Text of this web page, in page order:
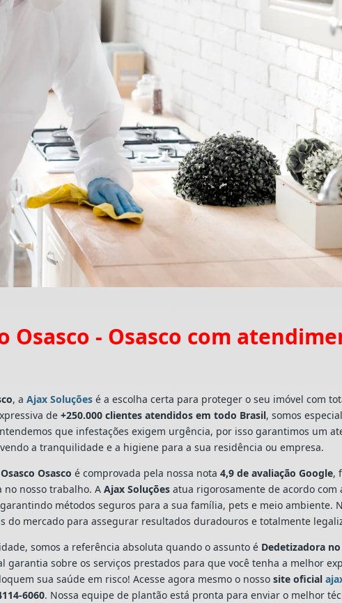
Osasco - Osasco com
, aAjax Soluções é a escolha certa para proteger o seu imóvel com
de +250.000 clientes atendidos em todo Brasil, somos
que infestações exigem urgência, por isso garantimos um
a tranquilidade e a higiene para a sua residência ou empresa.
Osasco é comprovada pela nossa nota 4,9 de avaliação Google,
no nosso trabalho. AAjax Soluções atua rigorosamente de acordo
métodos seguros para a sua família, pets e meio ambiente.
do mercado para assegurar resultados duradouros e totalmente
somos a referência absoluta quando o assunto é Dedetizadora
sobre os serviços prestados para que você tenha a melhor
sua saúde em risco! Acesse agora mesmo o nosso site oficial
6060. Nossa equipe de plantão está pronta para enviar o melhor